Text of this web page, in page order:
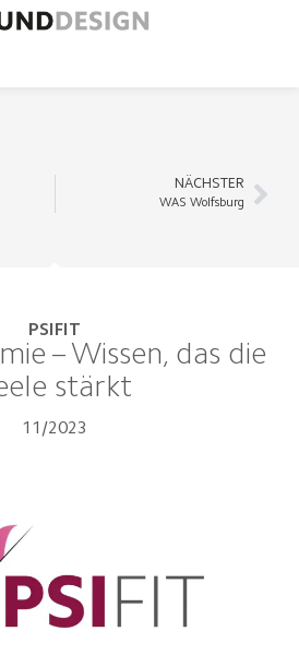
NÄCHSTER
WAS Wolfsburg
PSIFIT
– Wissen, das die
stärkt
11/2023